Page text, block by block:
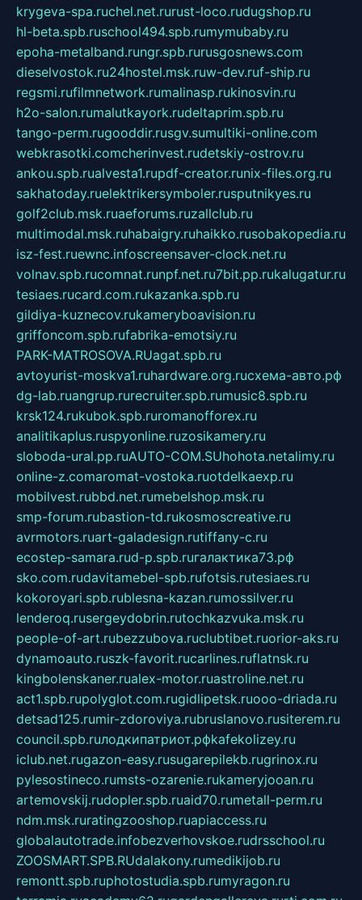
krygeva-spa.ruchel.net.rurust-loco.rudugshop.ru
hl-beta.spb.ruschool494.spb.rumymubaby.ru
epoha-metalband.rungr.spb.rurusgosnews.com
dieselvostok.ru24hostel.msk.ruw-dev.ruf-ship.ru
regsmi.rufilmnetwork.rumalinasp.rukinosvin.ru
h2o-salon.rumalutkayork.rudeltaprim.spb.ru
tango-perm.rugooddir.rusgv.sumultiki-online.com
webkrasotki.comcherinvest.rudetskiy-ostrov.ru
ankou.spb.rualvesta1.rupdf-creator.runix-files.org.ru
sakhatoday.ruelektrikersymboler.rusputnikyes.ru
golf2club.msk.ruaeforums.ruzallclub.ru
multimodal.msk.ruhabaigry.ruhaikko.rusobakopedia.ru
isz-fest.ruewnc.infoscreensaver-clock.net.ru
volnav.spb.rucomnat.runpf.net.ru7bit.pp.rukalugatur.ru
tesiaes.rucard.com.rukazanka.spb.ru
gildiya-kuznecov.rukameryboavision.ru
griffoncom.spb.rufabrika-emotsiy.ru
PARK-MATROSOVA.RUagat.spb.ru
avtoyurist-moskva1.ruhardware.org.ruсхема-авто.рф
dg-lab.ruangrup.rurecruiter.spb.rumusic8.spb.ru
krsk124.rukubok.spb.ruromanofforex.ru
analitikaplus.ruspyonline.ruzosikamery.ru
sloboda-ural.pp.ruAUTO-COM.SUhohota.netalimy.ru
online-z.comaromat-vostoka.ruotdelkaexp.ru
mobilvest.rubbd.net.rumebelshop.msk.ru
smp-forum.rubastion-td.rukosmoscreative.ru
avrmotors.ruart-galadesign.rutiffany-c.ru
ecostep-samara.rud-p.spb.ruгалактика73.рф
sko.com.rudavitamebel-spb.rufotsis.rutesiaes.ru
kokoroyari.spb.rublesna-kazan.rumossilver.ru
lenderoq.rusergeydobrin.rutochkazvuka.msk.ru
people-of-art.rubezzubova.ruclubtibet.ruorior-aks.ru
dynamoauto.ruszk-favorit.rucarlines.ruflatnsk.ru
kingbolenskaner.rualex-motor.ruastroline.net.ru
act1.spb.rupolyglot.com.rugidlipetsk.ruooo-driada.ru
detsad125.rumir-zdoroviya.rubruslanovo.rusiterem.ru
council.spb.ruлодкипатриот.рфkafekolizey.ru
iclub.net.rugazon-easy.rusugarepilekb.rugrinox.ru
pylesostineco.rumsts-ozarenie.rukameryjooan.ru
artemovskij.rudopler.spb.ruaid70.rumetall-perm.ru
ndm.msk.ruratingzooshop.ruapiaccess.ru
globalautotrade.infobezverhovskoe.rudrsschool.ru
ZOOSMART.SPB.RUdalakony.rumedikijob.ru
remontt.spb.ruphotostudia.spb.rumyragon.ru